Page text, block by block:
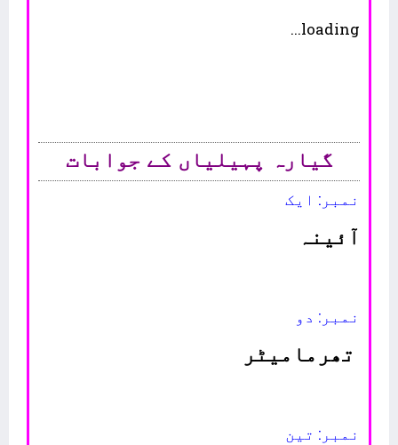
loading...
گیارہ پہیلیاں کے جوابات
نمبر: ایک
آئینہ
نمبر: دو
تھرمامیٹر
نمبر: تین